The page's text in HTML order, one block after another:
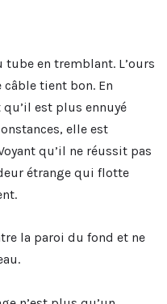
en tremblant. L’ours
tient bon. En
qu’il est plus ennuyé
elle est
qu’il ne réussit pas
étrange qui flotte
la paroi du fond et ne